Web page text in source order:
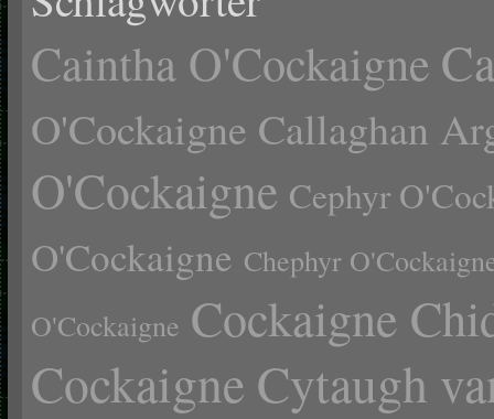
Caintha O'Cockaigne
O'Cockaigne Callaghan
O'Cockaigne Cephyr
O'Cockaigne Chephyr
O'Cockaigne Cockaigne
Cockaigne Cytaugh